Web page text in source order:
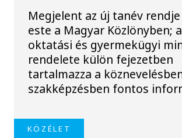
Megjelent az új tanév
este a Magyar Közlönyben;
oktatási és gyermekügyi
rendelete külön fejezetben
tartalmazza a
szakképzésben fontos
KÖZÉLET